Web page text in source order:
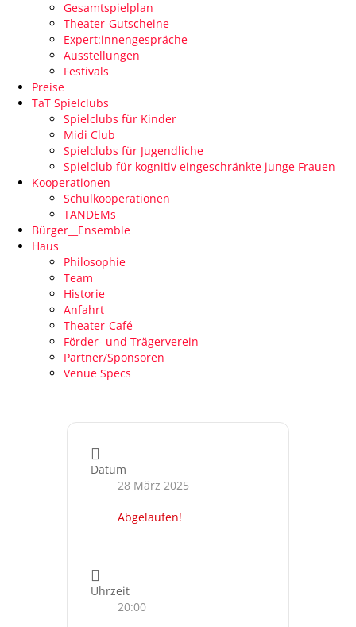
Gesamtspielplan
Theater-Gutscheine
Expert:innengespräche
Ausstellungen
Festivals
Preise
TaT Spielclubs
Spielclubs für Kinder
Midi Club
Spielclubs für Jugendliche
Spielclub für kognitiv eingeschränkte junge Frauen
Kooperationen
Schulkooperationen
TANDEMs
Bürger__Ensemble
Haus
Philosophie
Team
Historie
Anfahrt
Theater-Café
Förder- und Trägerverein
Partner/Sponsoren
Venue Specs
Datum
28 März 2025
Abgelaufen!
Uhrzeit
20:00